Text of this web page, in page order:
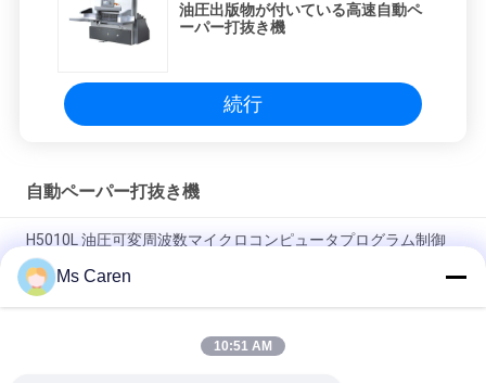
油圧出版物が付いている高速自動ペ
ーパー打抜き機
続行
自動ペーパー打抜き機
H5010L 油圧可変周波数マイクロコンピュータプログラム制御
紙切断機
1600型 NCシートチューブ紙切断機
CP-670B 重用マイクロコンピュータ プログラム制御 ハイドロ
Ms Caren
10:51 AM